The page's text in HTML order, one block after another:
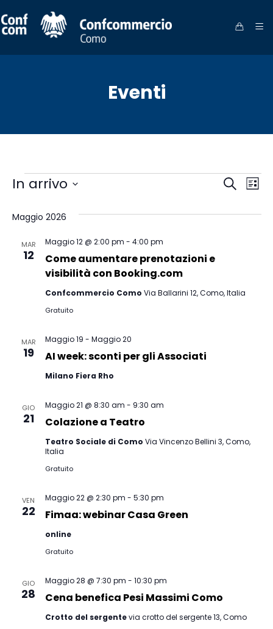
Eventi
Eventi CercaLista
In arrivo
la
Maggio 2026
MAR
12
Come aumentare prenotazioni e
visibilità con Booking.com
Maggio 12 @ 2:00 pm - 4:00 pm
Confcommercio Como Via Ballarini 12, Como, Italia
Gratuito
MAR
19 AI week: sconti per gli Associati
Maggio 19 - Maggio 20
Milano Fiera Rho
GIO
21 Colazione a Teatro
Maggio 21 @ 8:30 am - 9:30 am
Teatro Sociale di Como Via Vincenzo Bellini 3, Como,
Italia
Gratuito
VEN
22 Fimaa: webinar Casa Green
Maggio 22 @ 2:30 pm - 5:30 pm
online
Gratuito
GIO
28 Cena benefica Pesi Massimi Como
Maggio 28 @ 7:30 pm - 10:30 pm
Crotto del sergentevia crotto del sergente 13, Como